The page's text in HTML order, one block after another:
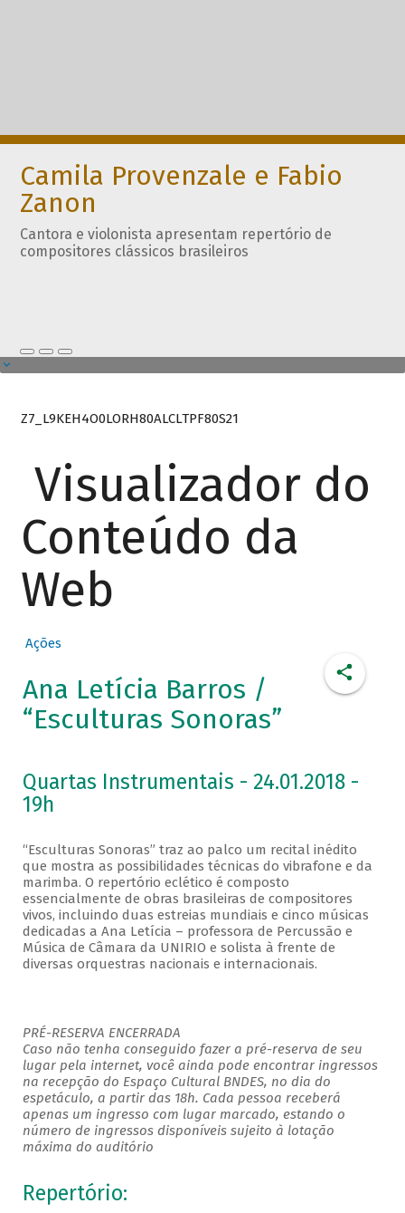
Camila Provenzale e Fabio
Zanon
Cantora e violonista apresentam repertório de
compositores clássicos brasileiros
Z7_L9KEH4O0LORH80ALCLTPF80S21
Visualizador do
Conteúdo da
Web
Ações
Ana Letícia Barros /
“Esculturas Sonoras”
Quartas Instrumentais - 24.01.2018 -
19h
“Esculturas Sonoras” traz ao palco um recital inédito
que mostra as possibilidades técnicas do vibrafone e da
marimba. O repertório eclético é composto
essencialmente de obras brasileiras de compositores
vivos, incluindo duas estreias mundiais e cinco músicas
dedicadas a Ana Letícia – professora de Percussão e
Música de Câmara da UNIRIO e solista à frente de
diversas orquestras nacionais e internacionais.
PRÉ-RESERVA ENCERRADA
Caso não tenha conseguido fazer a pré-reserva de seu
lugar pela internet, você ainda pode encontrar ingressos
na recepção do Espaço Cultural BNDES, no dia do
espetáculo, a partir das 18h. Cada pessoa receberá
apenas um ingresso com lugar marcado, estando o
número de ingressos disponíveis sujeito à lotação
máxima do auditório
Repertório: